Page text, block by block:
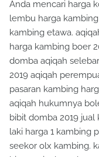
lembu harga
kambing etawa.
harga kambing boer
domba aqiqah
2019 aqiqah
pasaran kambing
aqiqah hukumnya
bibit domba 2019 jual
laki harga 1 kambing
seekor olx kambing.
biaya aqiqah anak